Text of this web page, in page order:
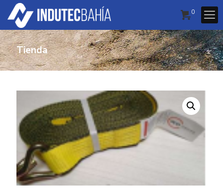
0
Tienda